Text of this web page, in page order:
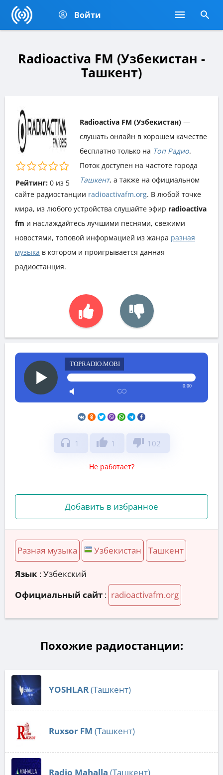
Войти
Radioactiva FM (Узбекистан -
Ташкент)
Рейтинг: 0из 5
Radioactiva FM (Узбекистан) —
слушать онлайн в хорошем качестве
бесплатно только на Топ Радио.
Поток доступен на частоте города
Ташкент, а также на официальном
сайте радиостанции radioactivafm.org. В любой точке
мира, из любого устройства слушайте эфир radioactiva
fm и наслаждайтесь лучшими песнями, свежими
новостями, топовой информацией из жанра разная
музыка в котором и проигрывается данная
радиостанция.
TOPRADIO.MOBI
0:00
headphones 1 thumb_up 1 thumb_down 102
Не работает?
Добавить в избранное
Разная музыка Узбекистан Ташкент
Язык : Узбекский
Официальный сайт : radioactivafm.org
Похожие радиостанции:
YOSHLAR(Ташкент)
Ruxsor FM (Ташкент)
Radio Mahalla (Ташкент)